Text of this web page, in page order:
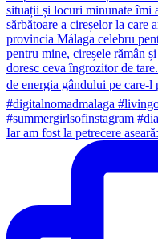
Iar am fost la petrecere